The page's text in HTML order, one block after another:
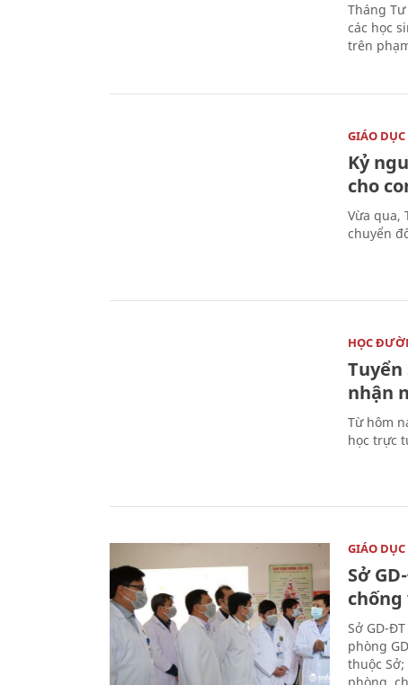
Tháng
các học
trên
GIÁO DỤC
Kỷ
cho
Vừa qua,
chuyển
HỌC
nhận
Từ hôm
học trực
GIÁO DỤC
Sở
Sở GD-
phòng
thuộc Sở;